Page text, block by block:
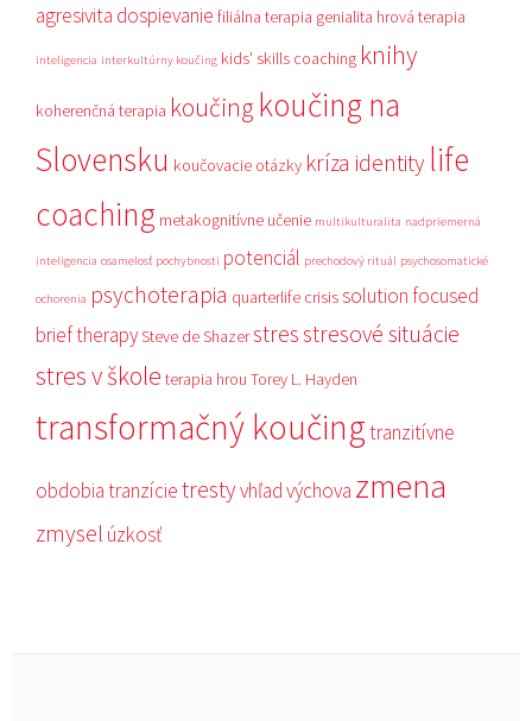
agresivita dospievanie filiálna terapia genialita hrová terapia
inteligencia interkultúrny koučing kids' skills coaching knihy
koherenčná terapia koučing koučing na
Slovensku koučovacie otázky kríza identity life
coaching metakognitívne učenie multikulturalita nadpriemerná
inteligencia osamelosť pochybnosti potenciál prechodový rituál psychosomatické
ochorenia psychoterapia quarterlife crisissolution focused
brief therapySteve de Shazerstresstresové situácie
stres v škole terapia hrou Torey L. Hayden
transformačný koučingtranzitívne
obdobiatranzícietrestyvhľadvýchova zmena
zmysel úzkosť